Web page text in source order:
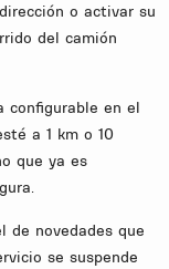
o activar su
del camión
configurable en el
a 1 km o 10
que ya es
de novedades que
se suspende